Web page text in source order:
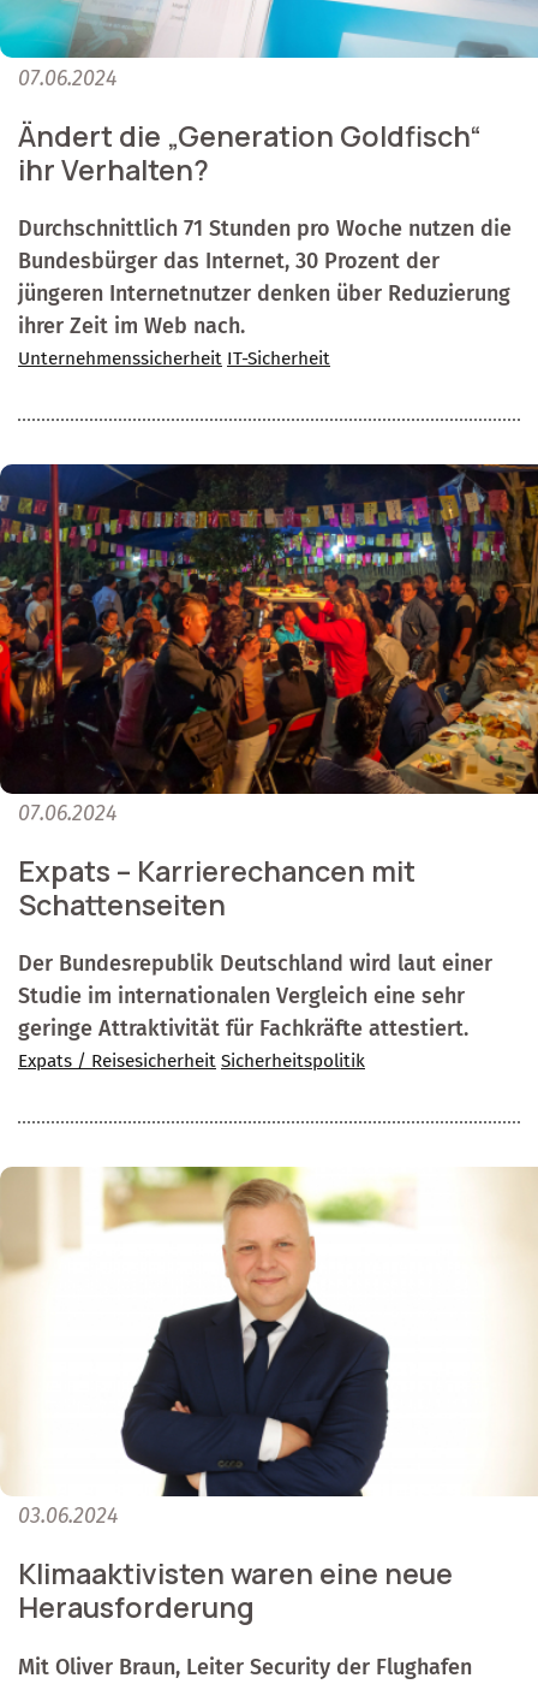
07.06.2024
Ändert die „Generation Goldfisch“
ihr Verhalten?
Durchschnittlich 71 Stunden pro Woche nutzen die
Bundesbürger das Internet, 30 Prozent der
jüngeren Internetnutzer denken über Reduzierung
ihrer Zeit im Web nach.
Unternehmenssicherheit IT-Sicherheit
07.06.2024
Expats – Karrierechancen mit
Schattenseiten
Der Bundesrepublik Deutschland wird laut einer
Studie im internationalen Vergleich eine sehr
geringe Attraktivität für Fachkräfte attestiert.
Expats / Reisesicherheit Sicherheitspolitik
03.06.2024
Klimaaktivisten waren eine neue
Herausforderung
Mit Oliver Braun, Leiter Security der Flughafen